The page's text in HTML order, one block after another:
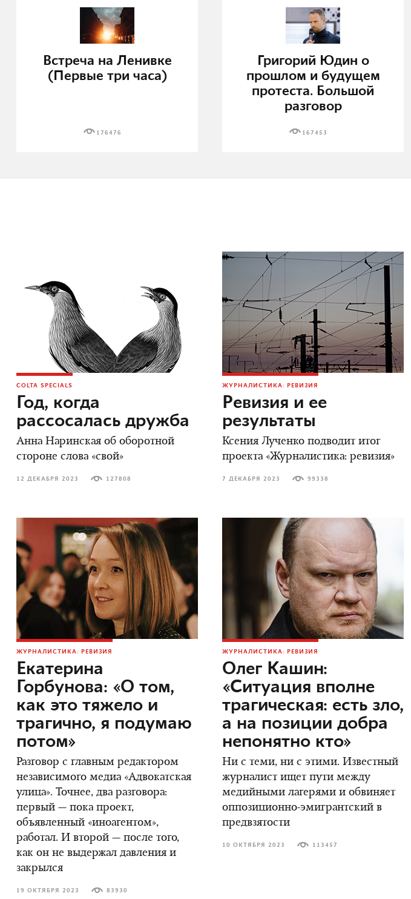
Встреча на Ленивке
(Первые три часа)
176476
Григорий Юдин о
прошлом и будущем
протеста. Большой
разговор
167453
COLTA SPECIALS
Год, когда
рассосалась дружба
Анна Наринская об оборотной
стороне слова «свой»
12 ДЕКАБРЯ 2023 127808
ЖУРНАЛИСТИКА: РЕВИЗИЯ
Ревизия и ее
результаты
Ксения Лученко подводит итог
проекта «Журналистика: ревизия»
7 ДЕКАБРЯ 2023 99338
ЖУРНАЛИСТИКА: РЕВИЗИЯ
Екатерина
Горбунова: «О том,
как это тяжело и
трагично, я подумаю
потом»
Разговор с главным редактором
независимого медиа «Адвокатская
улица». Точнее, два разговора:
первый — пока проект,
объявленный «иноагентом»,
работал. И второй — после того,
как он не выдержал давления и
закрылся
19 ОКТЯБРЯ 2023 83930
ЖУРНАЛИСТИКА: РЕВИЗИЯ
Олег Кашин:
«Ситуация вполне
трагическая: есть зло,
а на позиции добра
непонятно кто»
Ни с теми, ни с этими. Известный
журналист ищет пути между
медийными лагерями и обвиняет
оппозиционно-эмигрантский в
предвзятости
10 ОКТЯБРЯ 2023 113457